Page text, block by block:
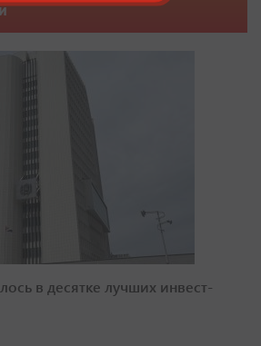
в десятке лучших инвест-